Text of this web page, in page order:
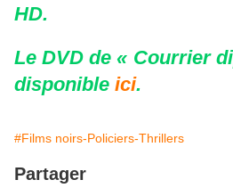
HD.
Le DVD de « Courrier
disponible ici.
#Films noirs-Policiers-Thrillers
Partager